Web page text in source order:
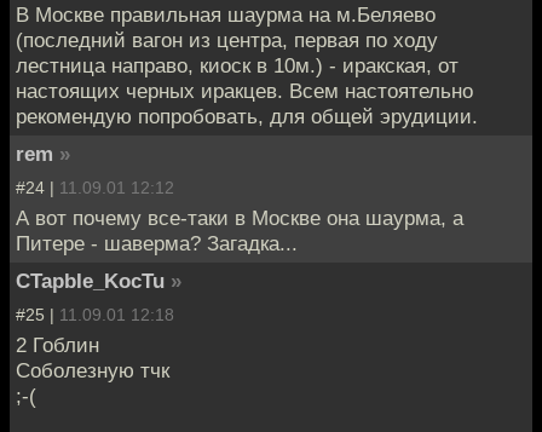
В Москве правильная шаурма на м.Беляево
(последний вагон из центра, первая по ходу
лестница направо, киоск в 10м.) - иракская, от
настоящих черных иракцев. Всем настоятельно
рекомендую попробовать, для общей эрудиции.
rem »
#24 | 11.09.01 12:12
А вот почему все-таки в Москве она шаурма, а
Питере - шаверма? Загадка...
CTapbIe_KocTu »
#25 | 11.09.01 12:18
2 Гоблин
Соболезную тчк
;-(